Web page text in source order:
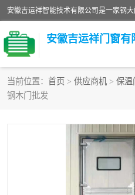
安徽吉运祥门窗有
当前位置： 首页 > 供应商机 > 保温
钢木门批发
保温门
工业电动折叠门